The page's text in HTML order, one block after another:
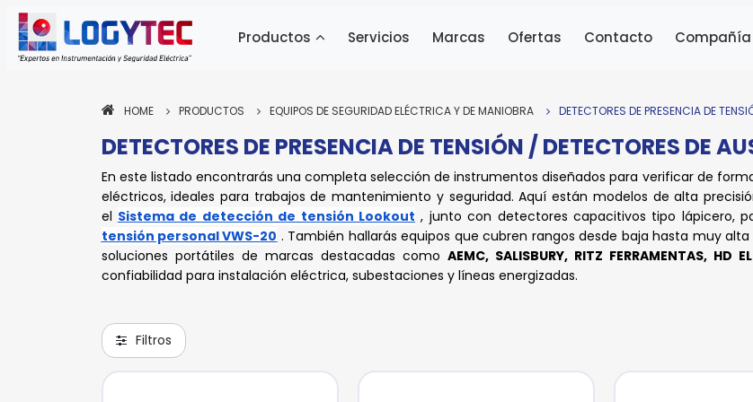
Productos Servicios Marcas Ofertas Contacto Compañía
HOME PRODUCTOS EQUIPOS DE SEGURIDAD ELÉCTRICA Y DE MANIOBRA DETECTORES DE PRESENCIA DE
DETECTORES DE PRESENCIA DE TENSIÓN / DETECTORES DE
En este listado encontrarás una completa selección de instrumentos diseñados para verificar de
eléctricos, ideales para trabajos de mantenimiento y seguridad. Aquí están modelos de alta
el Sistema de detección de tensión Lookout , junto con detectores capacitivos tipo lápicero,
tensión personal VWS-20 . También hallarás equipos que cubren rangos desde baja hasta muy
soluciones portátiles de marcas destacadas como AEMC, SALISBURY, RITZ FERRAMENTAS, HD
confiabilidad para instalación eléctrica, subestaciones y líneas energizadas.
Filtros